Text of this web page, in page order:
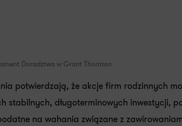
Doradztwa w Grant Thornton
potwierdzają, że akcje firm rodzinnych
stabilnych, długoterminowych inwestycji,
na wahania związane z